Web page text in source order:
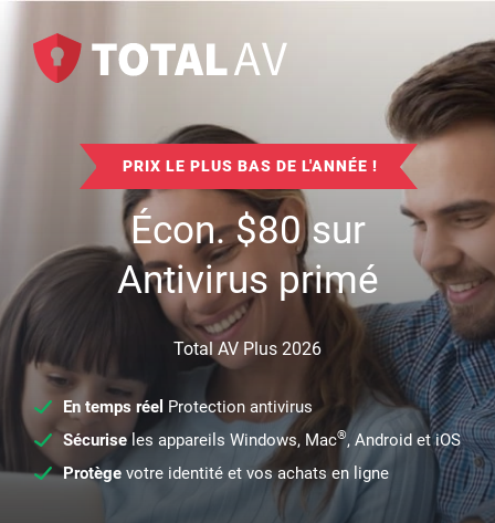
PRIX LE PLUS BAS DE L'ANNÉE !
Écon.$80sur
Antivirus primé
Total AV Plus 2026
En temps réel Protection antivirus
Sécuriseles appareils Windows, Mac®, Android et iOS
Protège votre identité et vos achats en ligne